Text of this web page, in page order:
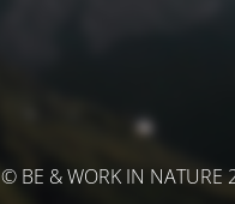
© BE & WORK IN NATURE